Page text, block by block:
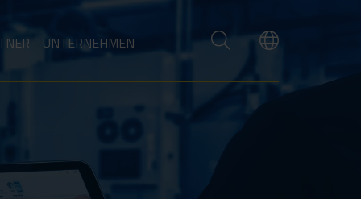
UNTERNEHMEN